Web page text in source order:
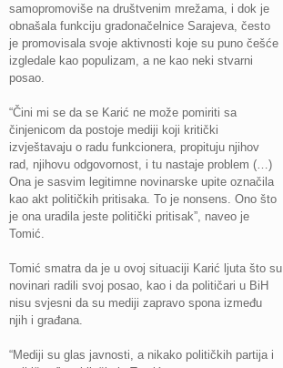
samopromoviše na društvenim mrežama, i dok je
obnašala funkciju gradonačelnice Sarajeva, često
je promovisala svoje aktivnosti koje su puno češće
izgledale kao populizam, a ne kao neki stvarni
posao.
“Čini mi se da se Karić ne može pomiriti sa
činjenicom da postoje mediji koji kritički
izvještavaju o radu funkcionera, propituju njihov
rad, njihovu odgovornost, i tu nastaje problem (…)
Ona je sasvim legitimne novinarske upite označila
kao akt političkih pritisaka. To je nonsens. Ono što
je ona uradila jeste politički pritisak”, naveo je
Tomić.
Tomić smatra da je u ovoj situaciji Karić ljuta što su
novinari radili svoj posao, kao i da političari u BiH
nisu svjesni da su mediji zapravo spona između
njih i građana.
“Mediji su glas javnosti, a nikako političkih partija i